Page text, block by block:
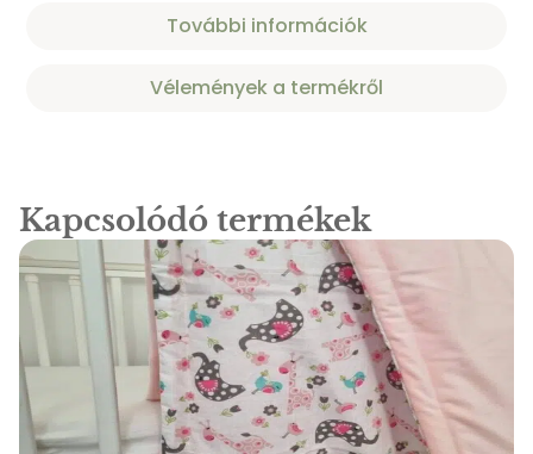
További információk
Vélemények a termékről
Kapcsolódó termékek